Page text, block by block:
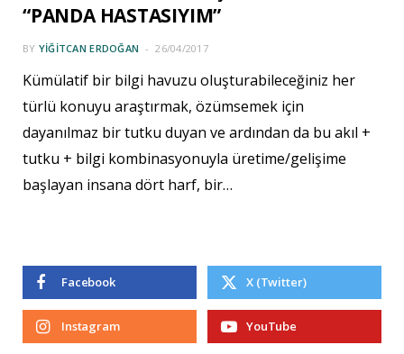
“PANDA HASTASIYIM”
BY YIĞITCAN ERDOĞAN 26/04/2017
Kümülatif bir bilgi havuzu oluşturabileceğiniz her
türlü konuyu araştırmak, özümsemek için
dayanılmaz bir tutku duyan ve ardından da bu akıl +
tutku + bilgi kombinasyonuyla üretime/gelişime
başlayan insana dört harf, bir…
Facebook X (Twitter)
Instagram YouTube